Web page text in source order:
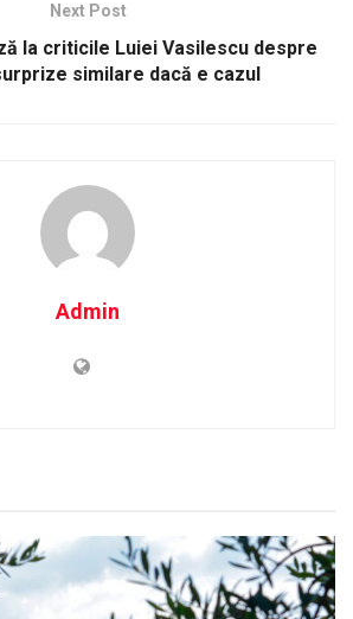
Next Post
la criticile Luiei Vasilescu despre
similare dacă e cazul
Admin